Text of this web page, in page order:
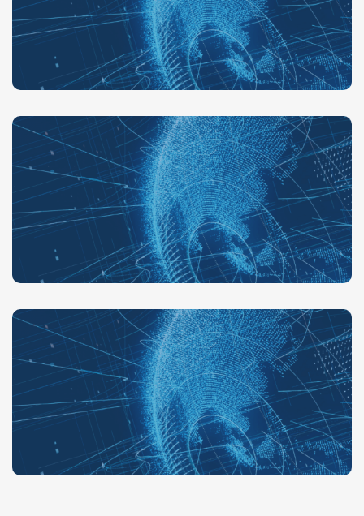
B Tipi Kaçak Akım
Rölesi Nedir?
Detaylar
F Tipi Kaçak Akım
Rölesi Nedir?
Detaylar